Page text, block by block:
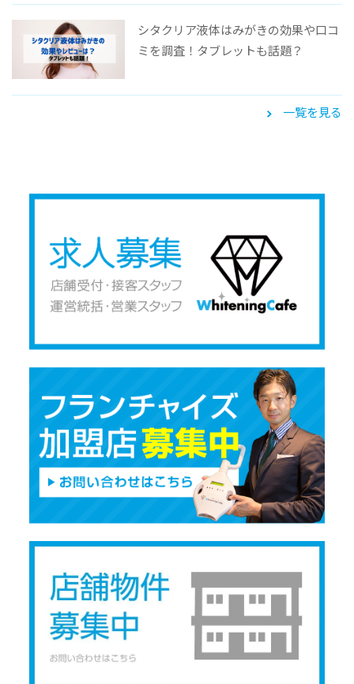
シタクリア液体はみがきの効果や口コ
ミを調査！タブレットも話題？
一覧を見る